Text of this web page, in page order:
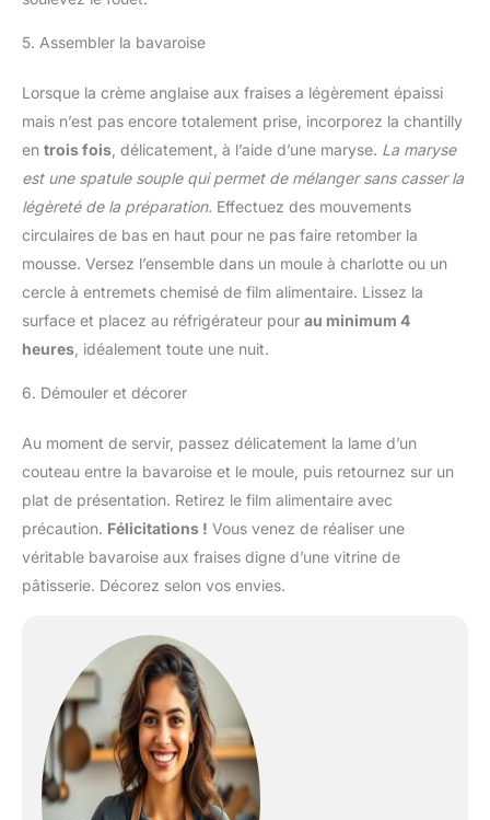
5. Assembler la bavaroise
Lorsque la crème anglaise aux fraises a légèrement épaissi
mais n’est pas encore totalement prise, incorporez la chantilly
en trois fois , délicatement, à l’aide d’une maryse. La maryse
est une spatule souple qui permet de mélanger sans casser la
légèreté de la préparation. Effectuez des mouvements
circulaires de bas en haut pour ne pas faire retomber la
mousse. Versez l’ensemble dans un moule à charlotte ou un
cercle à entremets chemisé de film alimentaire. Lissez la
surface et placez au réfrigérateur pour au minimum 4
heures , idéalement toute une nuit.
6. Démouler et décorer
Au moment de servir, passez délicatement la lame d’un
couteau entre la bavaroise et le moule, puis retournez sur un
plat de présentation. Retirez le film alimentaire avec
précaution. Félicitations ! Vous venez de réaliser une
véritable bavaroise aux fraises digne d’une vitrine de
pâtisserie. Décorez selon vos envies.